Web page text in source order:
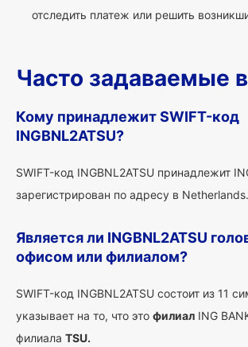
отследить платеж или решить
Часто задаваемые
Кому принадлежит SWIFT-код
INGBNL2ATSU?
SWIFT-код INGBNL2ATSU принадлежит
зарегистрирован по адресу в Netherlands.
Является ли INGBNL2ATSU
офисом или филиалом?
SWIFT-код INGBNL2ATSU состоит из 11
указывает на то, что это филиал ING
филиала TSU.